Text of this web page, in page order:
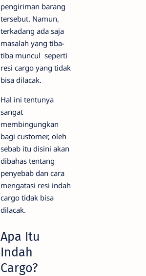
pengiriman barang
tersebut. Namun,
terkadang ada saja
masalah yang tiba-
tiba muncul seperti
resi cargo yang tidak
bisa dilacak.
Hal ini tentunya
sangat
membingungkan
bagi customer, oleh
sebab itu disini akan
dibahas tentang
penyebab dan cara
mengatasi resi indah
cargo tidak bisa
dilacak.
Apa Itu
Indah
Cargo?